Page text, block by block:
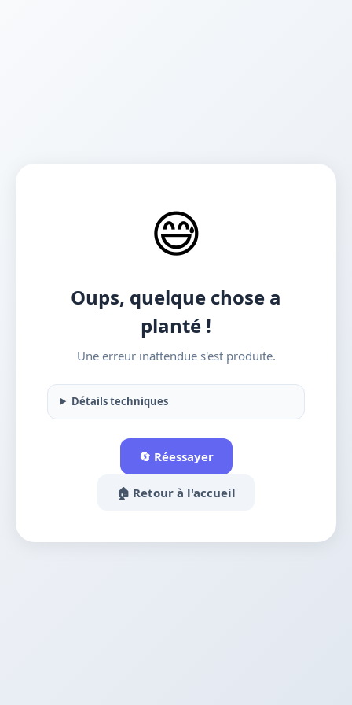
😅
Oups, quelque chose a
planté !
Une erreur inattendue s'est produite.
Détails techniques
🔄 Réessayer
🏠 Retour à l'accueil